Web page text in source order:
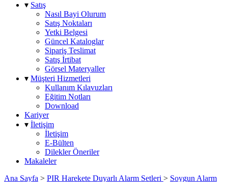
▾ Satış
Nasıl Bayi Olurum
Satış Noktaları
Yetki Belgesi
Güncel Kataloglar
Sipariş Teslimat
Satış İrtibat
Görsel Materyaller
▾ Müşteri Hizmetleri
Kullanım Kılavuzları
Eğitim Notları
Download
Kariyer
▾ İletişim
İletişim
E-Bülten
Dilekler Öneriler
Makaleler
Ana Sayfa > PIR Harekete Duyarlı Alarm Setleri > Soygun Alarm